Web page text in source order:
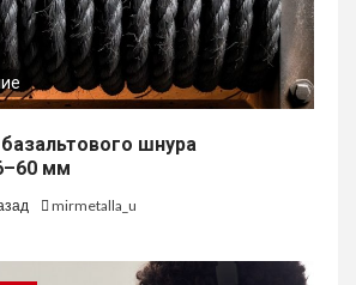
шнура
мм
mirmetalla_u